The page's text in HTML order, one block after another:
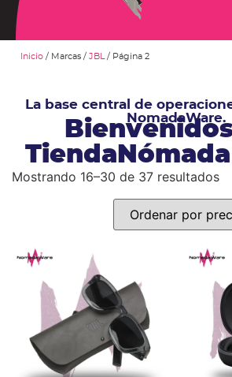
Inicio / Marcas /JBL / Página 2
La base central de
NomadaWare.
Mostrando 16–30 de 37 resultados